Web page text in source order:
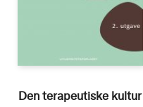
Den terapeutiske kultur